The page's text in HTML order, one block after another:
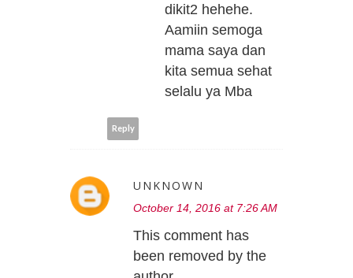
dikit2 hehehe.
Aamiin semoga
mama saya dan
kita semua sehat
selalu ya Mba
Reply
UNKNOWN
October 14, 2016 at 7:26 AM
This comment has
been removed by the